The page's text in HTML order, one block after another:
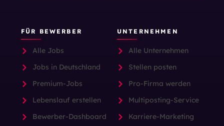
FÜR BEWERBER
Alle Jobs
Jobs in Deutschland
Premium-Jobs
Lebenslauf erstellen
Bewerber-Dashboard
UNTERNEHMEN
Alle Unternehmen
Stellen posten
Pro-Firma werden
Multiposting-Service
Karriere-Marketing